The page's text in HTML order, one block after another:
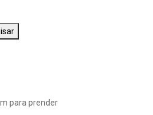
para prender